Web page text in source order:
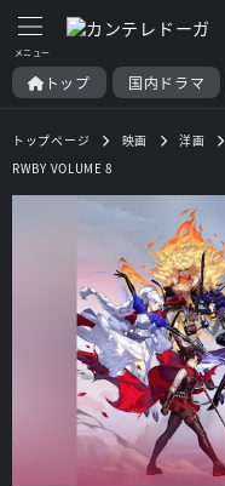
トップ 国内ドラマ
トップページ 映画 洋画
RWBY VOLUME 8